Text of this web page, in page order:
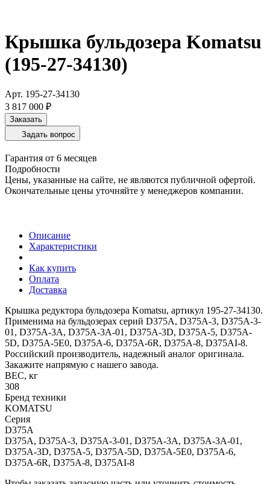
Крышка бульдозера Komatsu
(195-27-34130)
Арт. 195-27-34130
3 817 000 ₽
Заказать
Задать вопрос
Гарантия от 6 месяцев
Подробности
Цены, указанные на сайте, не являются публичной офертой.
Окончательные цены уточняйте у менеджеров компании.
Описание
Характеристики
Как купить
Оплата
Доставка
Крышка редуктора бульдозера Komatsu, артикул 195-27-34130.
Применима на бульдозерах серий D375A, D375A-3, D375A-3-
01, D375A-3A, D375A-3A-01, D375A-3D, D375A-5, D375A-
5D, D375A-5E0, D375A-6, D375A-6R, D375A-8, D375AI-8.
Российский производитель, надежный аналог оригинала.
Закажите напрямую с нашего завода.
ВЕС, кг
308
Бренд техники
KOMATSU
Серия
D375A
D375A, D375A-3, D375A-3-01, D375A-3A, D375A-3A-01,
D375A-3D, D375A-5, D375A-5D, D375A-5E0, D375A-6,
D375A-6R, D375A-8, D375AI-8